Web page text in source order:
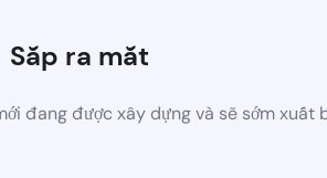
Sắp ra mắt
đang được xây dựng và sẽ sớm xuất